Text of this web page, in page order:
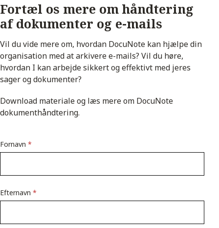
Fortæl os mere om håndtering
af dokumenter og e-mails
Vil du vide mere om, hvordan DocuNote kan hjælpe din
organisation med at arkivere e-mails? Vil du høre,
hvordan I kan arbejde sikkert og effektivt med jeres
sager og dokumenter?
Download materiale og læs mere om DocuNote
dokumenthåndtering.
Fornavn *
Efternavn *